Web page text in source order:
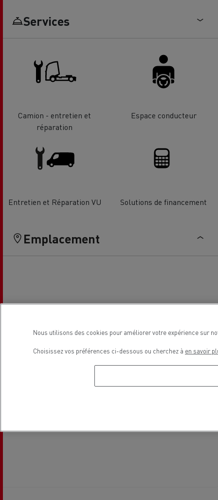
Services
Camion - entretien et
réparation
Espace conducteur
Entretien et Réparation VU Solutions de financement
Emplacement
Nous utilisons des cookies pour améliorer votre expérience sur
Choisissez vos préférences ci-dessous ou cherchez à en savoir